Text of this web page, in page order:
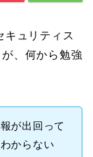
キュリティス
、何から勉強
が出回って
からない